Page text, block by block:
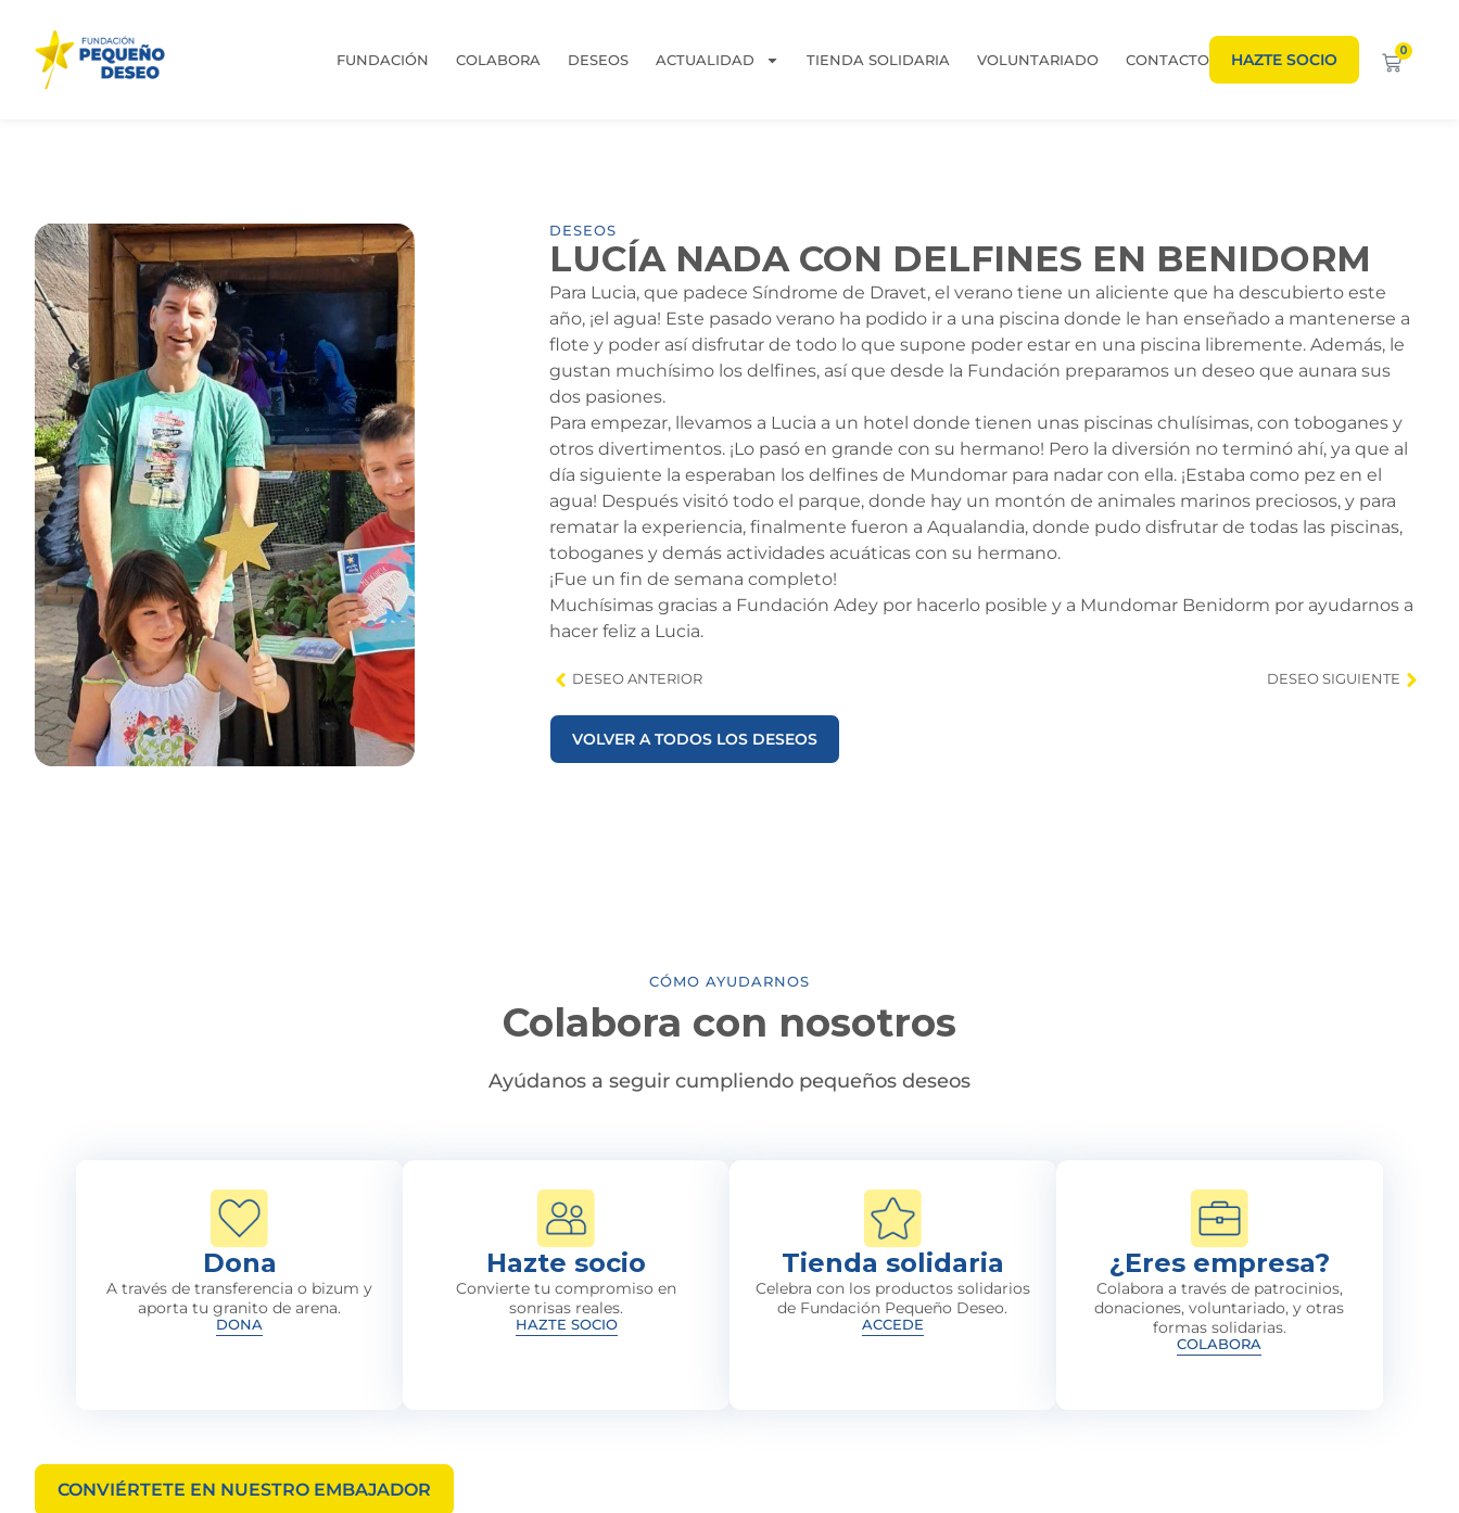
FUNDACIÓN COLABORA DESEOS ACTUALIDAD TIENDA SOLIDARIA VOLUNTARIADO CONTACTO HAZTE SOCIO 0
DESEOS
LUCÍA NADA CON DELFINES EN BENIDORM
Para Lucia, que padece Síndrome de Dravet, el verano tiene un aliciente que ha descubierto este
año, ¡el agua! Este pasado verano ha podido ir a una piscina donde le han enseñado a mantenerse a
flote y poder así disfrutar de todo lo que supone poder estar en una piscina libremente. Además, le
gustan muchísimo los delfines, así que desde la Fundación preparamos un deseo que aunara sus
dos pasiones.
Para empezar, llevamos a Lucia a un hotel donde tienen unas piscinas chulísimas, con toboganes y
otros divertimentos. ¡Lo pasó en grande con su hermano! Pero la diversión no terminó ahí, ya que al
día siguiente la esperaban los delfines de Mundomar para nadar con ella. ¡Estaba como pez en el
agua! Después visitó todo el parque, donde hay un montón de animales marinos preciosos, y para
rematar la experiencia, finalmente fueron a Aqualandia, donde pudo disfrutar de todas las piscinas,
toboganes y demás actividades acuáticas con su hermano.
¡Fue un fin de semana completo!
Muchísimas gracias a Fundación Adey por hacerlo posible y a Mundomar Benidorm por ayudarnos a
hacer feliz a Lucia.
DESEO ANTERIOR DESEO SIGUIENTE
VOLVER A TODOS LOS DESEOS
CÓMO AYUDARNOS
Colabora con nosotros
Ayúdanos a seguir cumpliendo pequeños deseos
Dona
A través de transferencia o bizum y
aporta tu granito de arena.
DONA
Hazte socio
Convierte tu compromiso en
sonrisas reales.
HAZTE SOCIO
Tienda solidaria
Celebra con los productos solidarios
de Fundación Pequeño Deseo.
ACCEDE
¿Eres empresa?
Colabora a través de patrocinios,
donaciones, voluntariado, y otras
formas solidarias.
COLABORA
CONVIÉRTETE EN NUESTRO EMBAJADOR